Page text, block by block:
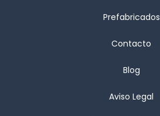
Prefabricados
Contacto
Blog
Aviso Legal